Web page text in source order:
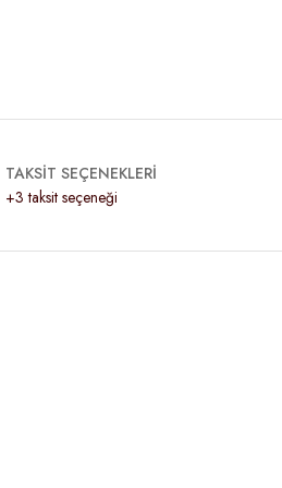
TAKSİT SEÇENEKLERİ
+3 taksit seçeneği